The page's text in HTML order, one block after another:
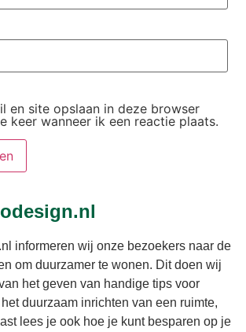
en site opslaan in deze browser
keer wanneer ik een reactie plaats.
informeren wij onze bezoekers naar de
om duurzamer te wonen. Dit doen wij
het geven van handige tips voor
duurzaam inrichten van een ruimte,
lees je ook hoe je kunt besparen op je